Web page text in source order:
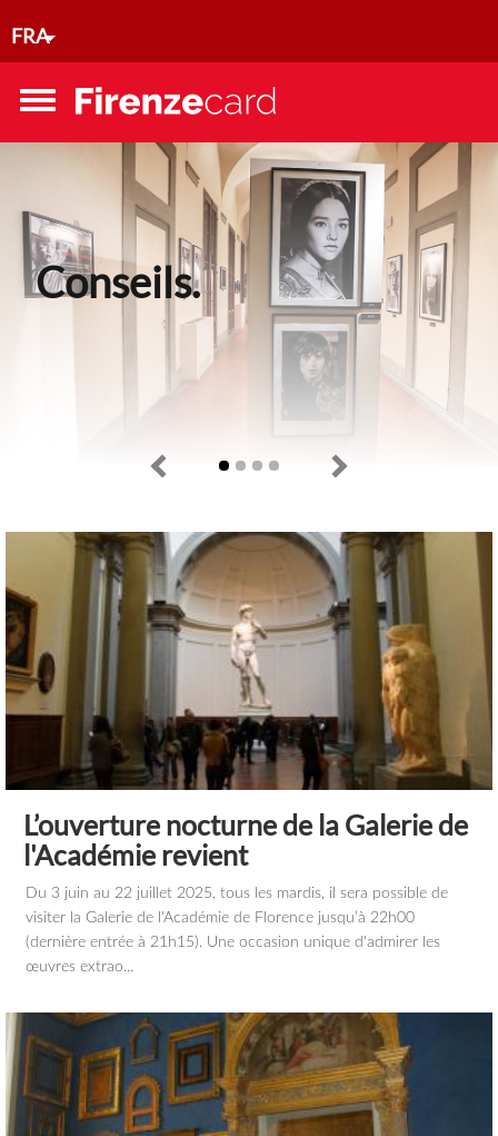
FRA
Toggle
Conseils.
L’ouverture nocturne de la Galerie de
l'Académie revient
Du 3 juin au 22 juillet 2025, tous les mardis, il sera possible de
visiter la Galerie de l'Académie de Florence jusqu’à 22h00
(dernière entrée à 21h15). Une occasion unique d'admirer les
œuvres extrao...